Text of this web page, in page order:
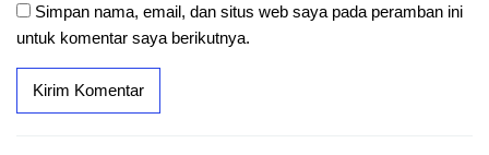
Simpan nama, email, dan situs web saya pada peramban ini
untuk komentar saya berikutnya.